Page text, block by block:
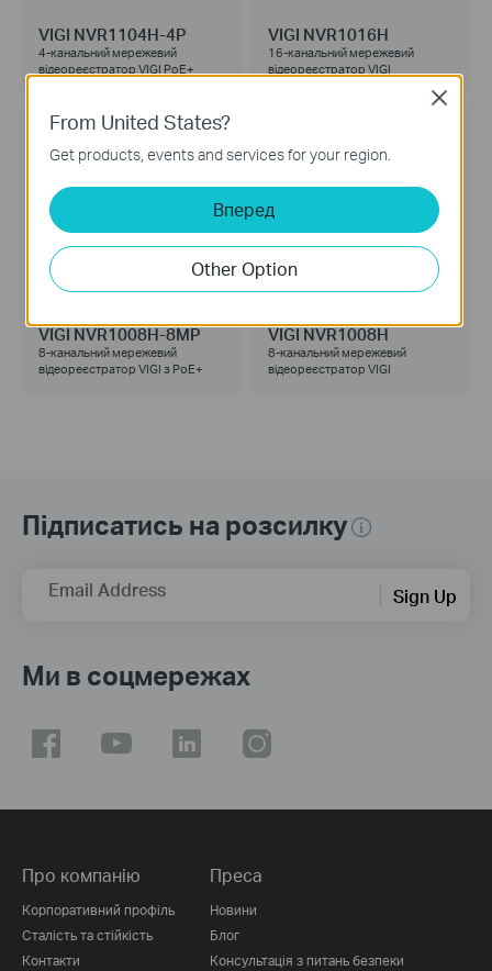
VIGI NVR1104H-4P
4-канальний мережевий
відеореєстратор VIGI PoE+
VIGI NVR1016H
16-канальний мережевий
відеореєстратор VIGI
VIGI NVR1008H-8MP
8-канальний мережевий
відеореєстратор VIGI з PoE+
VIGI NVR1008H
8-канальний мережевий
відеореєстратор VIGI
Підписатись на розсилку
Email Address Sign Up
Ми в соцмережах
Про компанію
Корпоративний профіль
Сталість та стійкість
Контакти
Преса
Новини
Блог
Консультація з питань безпеки
From United States?
Get products, events and services for your region.
Вперед
Other Option
Close